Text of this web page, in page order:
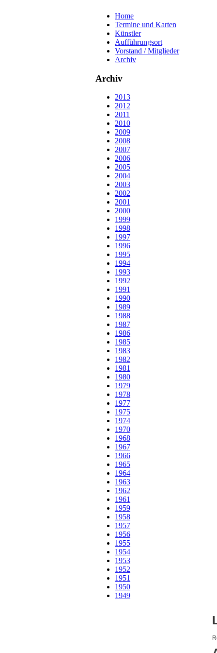
Home
Termine und Karten
Künstler
Aufführungsort
Vorstand / Mitglieder
Archiv
Archiv
2013
2012
2011
2010
2009
2008
2007
2006
2005
2004
2003
2002
2001
2000
1999
1998
1997
1996
1995
1994
1993
1992
1991
1990
1989
1988
1987
1986
1985
1983
1982
1981
1980
1979
1978
1977
1975
1974
1970
1968
1967
1966
1965
1964
1963
1962
1961
1959
1958
1957
1956
1955
1954
1953
1952
1951
1950
1949